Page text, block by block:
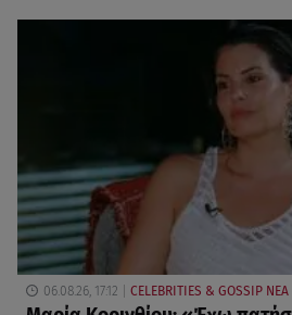
06.08.26, 17:12 CELEBRITIES & GOSSIP ΝΕΑ